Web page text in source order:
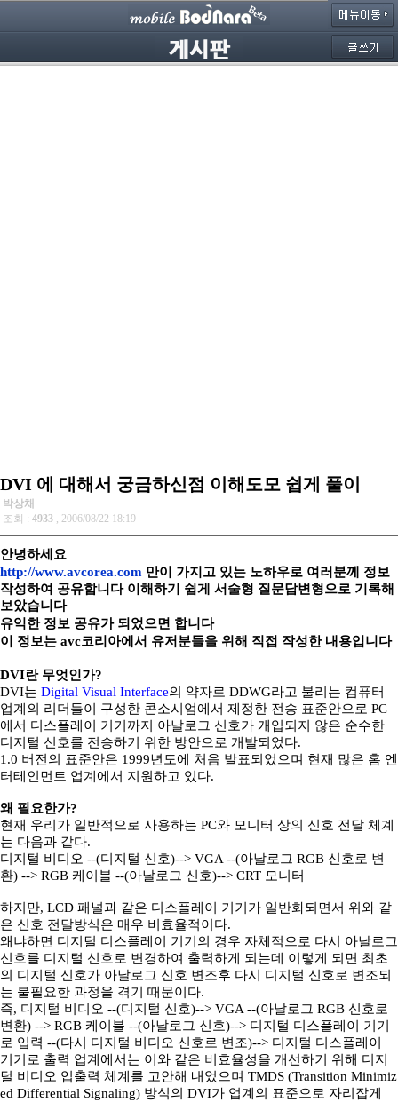
DVI 에 대해서 궁금하신점 이해도모 쉽게 풀이
박상채
조회 : 4933 , 2006/08/22 18:19
안녕하세요
http://www.avcorea.com 만이 가지고 있는 노하우로 여러분께 정보
작성하여 공유합니다 이해하기 쉽게 서술형 질문답변형으로 기록해
보았습니다
유익한 정보 공유가 되었으면 합니다
이 정보는 avc코리아에서 유저분들을 위해 직접 작성한 내용입니다
DVI란 무엇인가?
DVI는 Digital Visual Interface의 약자로 DDWG라고 불리는 컴퓨터
업계의 리더들이 구성한 콘소시엄에서 제정한 전송 표준안으로 PC
에서 디스플레이 기기까지 아날로그 신호가 개입되지 않은 순수한
디지털 신호를 전송하기 위한 방안으로 개발되었다.
1.0 버전의 표준안은 1999년도에 처음 발표되었으며 현재 많은 홈 엔
터테인먼트 업계에서 지원하고 있다.
왜 필요한가?
현재 우리가 일반적으로 사용하는 PC와 모니터 상의 신호 전달 체계
는 다음과 같다.
디지털 비디오 --(디지털 신호)--> VGA --(아날로그 RGB 신호로 변
환) --> RGB 케이블 --(아날로그 신호)--> CRT 모니터
하지만, LCD 패널과 같은 디스플레이 기기가 일반화되면서 위와 같
은 신호 전달방식은 매우 비효율적이다.
왜냐하면 디지털 디스플레이 기기의 경우 자체적으로 다시 아날로그
신호를 디지털 신호로 변경하여 출력하게 되는데 이렇게 되면 최초
의 디지털 신호가 아날로그 신호 변조후 다시 디지털 신호로 변조되
는 불필요한 과정을 겪기 때문이다.
즉, 디지털 비디오 --(디지털 신호)--> VGA --(아날로그 RGB 신호로
변환) --> RGB 케이블 --(아날로그 신호)--> 디지털 디스플레이 기기
로 입력 --(다시 디지털 비디오 신호로 변조)--> 디지털 디스플레이
기기로 출력 업계에서는 이와 같은 비효율성을 개선하기 위해 디지
털 비디오 입출력 체계를 고안해 내었으며 TMDS (Transition Minimiz
ed Differential Signaling) 방식의 DVI가 업계의 표준으로 자리잡게